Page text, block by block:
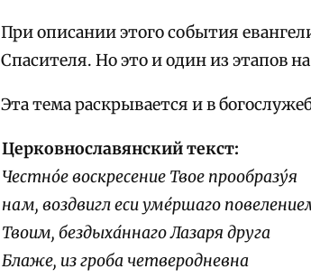
При описании этого события
Спасителя. Но это и один из этапов
Эта тема раскрывается и в
Церковнославянский текст:
Честно́е воскресение Твое прообразу́я
нам, воздвигл еси уме́ршаго
Твоим, бездыха́ннаго Лазаря друга
Блаже, из гроба четверодневна